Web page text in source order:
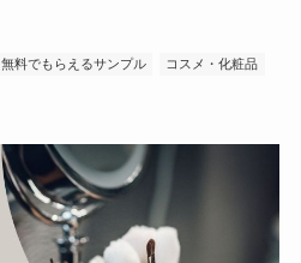
無料でもらえるサンプル コスメ・化粧品